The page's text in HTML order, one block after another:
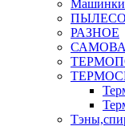
Машинки
РАЗНОЕ